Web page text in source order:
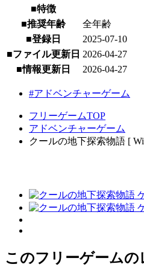
■特徴
■推奨年齢
全年齢
■登録日
2025-07-10
■ファイル更新日 2026-04-27
■情報更新日
2026-04-27
#アドベンチャーゲーム
フリーゲームTOP
アドベンチャーゲーム
クールの地下探索物語 [
このフリーゲームの